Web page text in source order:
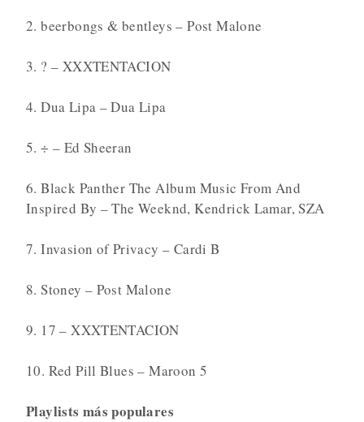
2. beerbongs & bentleys – Post Malone
3. ? – XXXTENTACION
4. Dua Lipa – Dua Lipa
5. ÷ – Ed Sheeran
6. Black Panther The Album Music From And
Inspired By – The Weeknd, Kendrick Lamar, SZA
7. Invasion of Privacy – Cardi B
8. Stoney – Post Malone
9. 17 – XXXTENTACION
10. Red Pill Blues – Maroon 5
Playlists más populares